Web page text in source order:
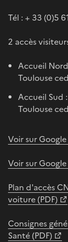
Tél : + 33 (0)5
2 accès
Accueil
Toulouse
Accueil Sud
Toulouse
Voir sur
Voir sur
Plan d'accès
voiture (PDF)
Consignes
Santé (PDF)